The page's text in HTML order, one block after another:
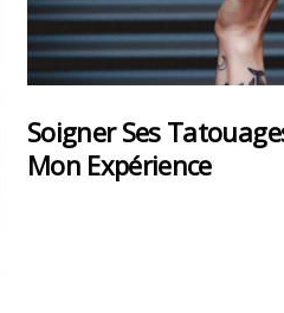
Soigner Ses
Mon Expérience